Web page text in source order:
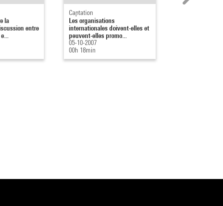
la
entre
Captation
Les organisations
internationales doivent-elles et
peuvent-elles promo...
05-10-2007
00h 18min